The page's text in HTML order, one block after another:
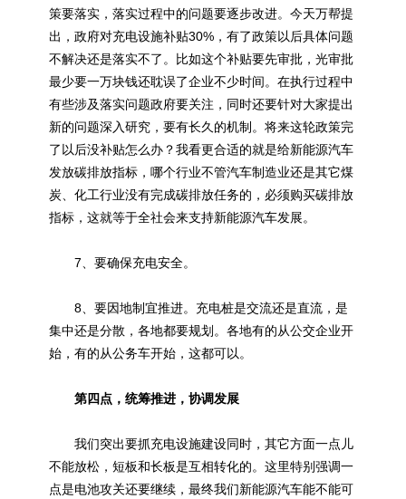
策要落实，落实过程中的问题要逐步改进。今天万帮提
出，政府对充电设施补贴30%，有了政策以后具体问题
不解决还是落实不了。比如这个补贴要先审批，光审批
最少要一万块钱还耽误了企业不少时间。在执行过程中
有些涉及落实问题政府要关注，同时还要针对大家提出
新的问题深入研究，要有长久的机制。将来这轮政策完
了以后没补贴怎么办？我看更合适的就是给新能源汽车
发放碳排放指标，哪个行业不管汽车制造业还是其它煤
炭、化工行业没有完成碳排放任务的，必须购买碳排放
指标，这就等于全社会来支持新能源汽车发展。
7、要确保充电安全。
8、要因地制宜推进。充电桩是交流还是直流，是
集中还是分散，各地都要规划。各地有的从公交企业开
始，有的从公务车开始，这都可以。
第四点，统筹推进，协调发展
我们突出要抓充电设施建设同时，其它方面一点儿
不能放松，短板和长板是互相转化的。这里特别强调一
点是电池攻关还要继续，最终我们新能源汽车能不能可